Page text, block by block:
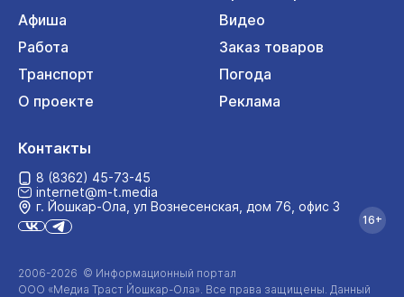
Афиша
Видео
Работа
Заказ товаров
Транспорт
Погода
О проекте
Реклама
2006-2026 © Информационный портал
ООО «Медиа Траст Йошкар-Ола» . Все права защищены. Данный
Контакты
8 (8362) 45-73-45
internet@m-t.media
г. Йошкар‑Ола, ул Вознесенская, дом 76, офис 3
16+